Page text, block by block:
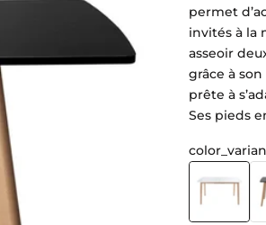
permet
invités à la
asseoir
grâce à
prête à
Ses pieds